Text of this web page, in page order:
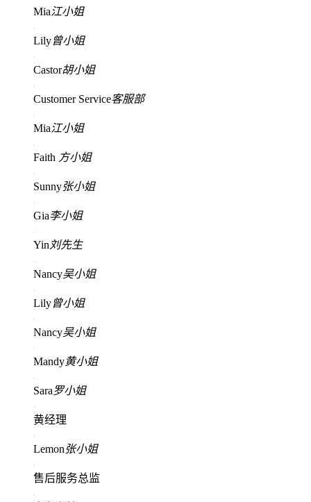
Mia江小姐
Lily曾小姐
Castor胡小姐
Customer Service客服部
Mia江小姐
Faith 方小姐
Sunny张小姐
Gia李小姐
Yin 刘先生
Nancy吴小姐
Lily曾小姐
Nancy吴小姐
Mandy黄小姐
Sara罗小姐
黄经理
Lemon张小姐
售后服务总监